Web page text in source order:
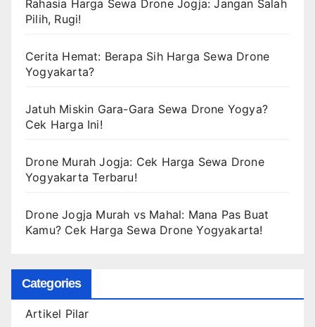
Rahasia Harga Sewa Drone Jogja: Jangan Salah
Pilih, Rugi!
Cerita Hemat: Berapa Sih Harga Sewa Drone
Yogyakarta?
Jatuh Miskin Gara-Gara Sewa Drone Yogya?
Cek Harga Ini!
Drone Murah Jogja: Cek Harga Sewa Drone
Yogyakarta Terbaru!
Drone Jogja Murah vs Mahal: Mana Pas Buat
Kamu? Cek Harga Sewa Drone Yogyakarta!
Categories
Artikel Pilar